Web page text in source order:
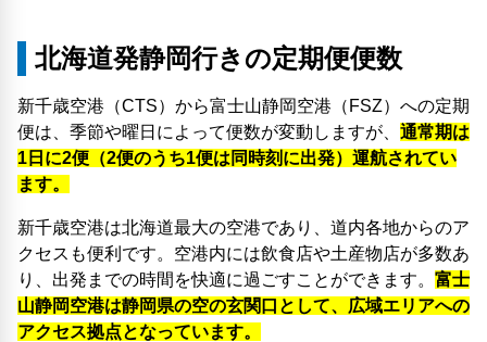
北海道発静岡行きの定期便便数
新千歳空港（CTS）から富士山静岡空港（FSZ）への定期
便は、季節や曜日によって便数が変動しますが、 通常期は
1日に2便（2便のうち1便は同時刻に出発）運航されてい
ます。
新千歳空港は北海道最大の空港であり、道内各地からのア
クセスも便利です。空港内には飲食店や土産物店が多数あ
り、出発までの時間を快適に過ごすことができます。 富士
山静岡空港は静岡県の空の玄関口として、広域エリアへの
アクセス拠点となっています。